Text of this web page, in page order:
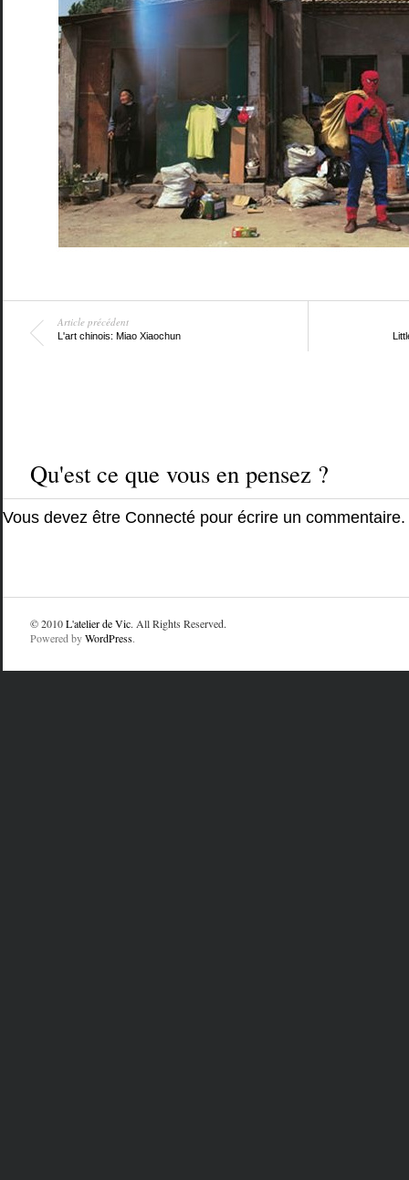
Article précédent
L'art chinois: Miao Xiaochun
Qu'est ce que vous en pensez ?
Vous devez être Connectépour écrire un commentaire.
© 2010L'atelier de Vic. All Rights Reserved.
Powered byWordPress.